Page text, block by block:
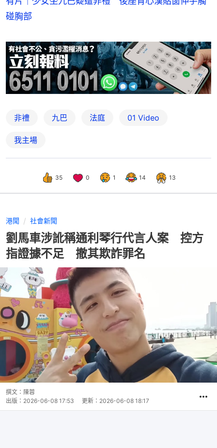
碰胸部
非禮 九巴 法庭 01 Video
我主場
35 0 1 14 13
港聞 社會新聞
劉馬車涉訛稱通利琴行代言人案 控方
指證據不足 撤其欺詐罪名
撰文： 陳蓉
出版： 2026-06-08 17:53 更新： 2026-06-08 18:17